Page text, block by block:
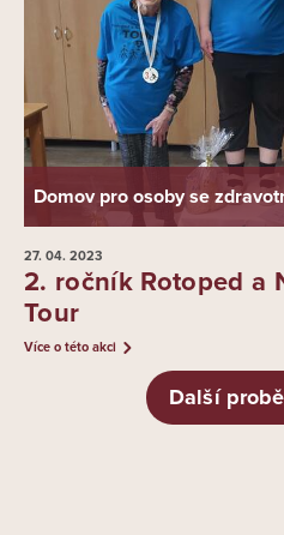
Domov pro osoby se
27. 04. 2023
2. ročník Rotoped a
Tour
Více o této akci
Další